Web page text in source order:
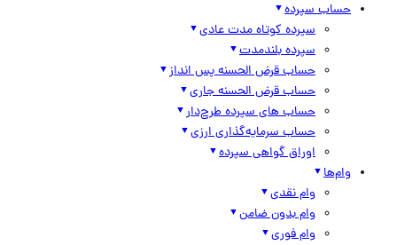
حساب سپرده
سپرده کوتاه مدت عادی
سپرده بلندمدت
حساب قرض الحسنه پس انداز
حساب قرض الحسنه جاری
حساب های سپرده طرح‌دار
حساب سرمایه‌گذاری ارزی
اوراق گواهی سپرده
وام‌ها
وام نقدی
وام بدون ضامن
وام فوری